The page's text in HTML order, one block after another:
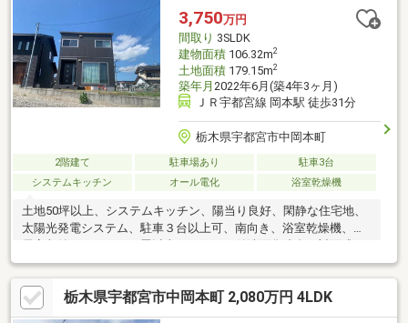
い住環境♪◆住宅ローン相談実施中◆住宅ローンの不安な点や疑
問などについて安心して住宅購入できるよう最後までサポートい
たします。些細な事でもお気軽にご相談ください♪
3,750万円
間取り 3SLDK
建物面積106.32m2
土地面積179.15m2
築年月 2022年6月(築4年3ヶ月)
ＪＲ宇都宮線 岡本駅 徒歩31分
栃木県宇都宮市中岡本町
2階建て 駐車場あり
駐車3台
システムキッチン
オール電化 浴室乾燥機
土地50坪以上、システムキッチン、陽当り良好、閑静な住宅地、
太陽光発電システム、駐車３台以上可、南向き、浴室乾燥機、全
ッチン、トイレ２ヶ所、浴室１坪以上、２階建、複層ガラス、オ
ートバス、温水洗浄便座、浴室に窓、ＴＶモニタ付インターホ
ン、全居室フローリング、ウォークインクローゼット、ＩＨクッ
キングヒーター、オール電化
栃木県宇都宮市中岡本町 2,080万円 4LDK